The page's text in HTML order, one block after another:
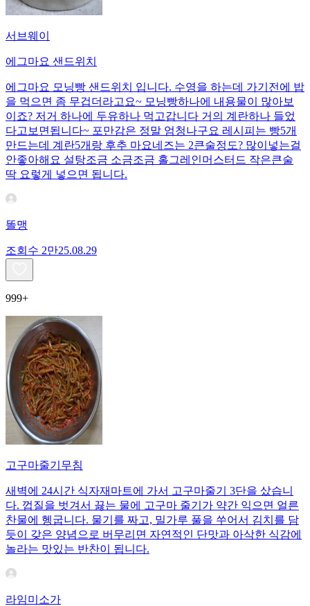
서브웨이
에그마요 샌드위치
에그마요 모닝빵 샌드위치 입니다. 수영을 하는데 가기전에 밥
을 먹으면 좀 무겁더라고요~ 모닝빵하나에 내용물이 많아보
이죠? 저거 하나에 두유하나 먹고갑니다 거의 계란하나 들었
다고보면됩니다~ 포만감은 정말 엄청나구요 레시피는 빵5개
만드는데 계란5개랑 후추 마요네즈는 2큰술정도? 많이넣는걸
안좋아해요 설탕조금 소금조금 홀그레인머스터드 작은큰술
딱 요렇게 넣으면 됩니다.
똘맹
조회수 2만25.08.29
999+
고구마줄기무침
새벽에 24시간 식자재마트에 가서 고구마줄기 3단을 샀습니
다. 껍질을 벗겨서 끓는 물에 고구마 줄기가 약간 익으면 얼른
찬물에 헹굽니다. 물기를 짜고, 밀가루 풀을 쑤어서 김치를 담
듯이 갖은 양념으로 버무리면 자연적인 단맛과 아삭한 식감에
놀라는 맛있는 반찬이 됩니다.
라임미소가